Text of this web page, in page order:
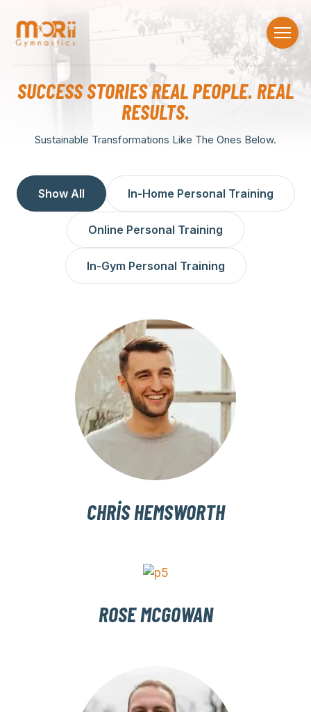
SUCCESS STORIES REAL PEOPLE. REAL
RESULTS.
Sustainable Transformations Like The Ones Below.
Show All In-Home Personal Training
Online Personal Training
In-Gym Personal Training
CHRIS HEMSWORTH
ROSE MCGOWAN